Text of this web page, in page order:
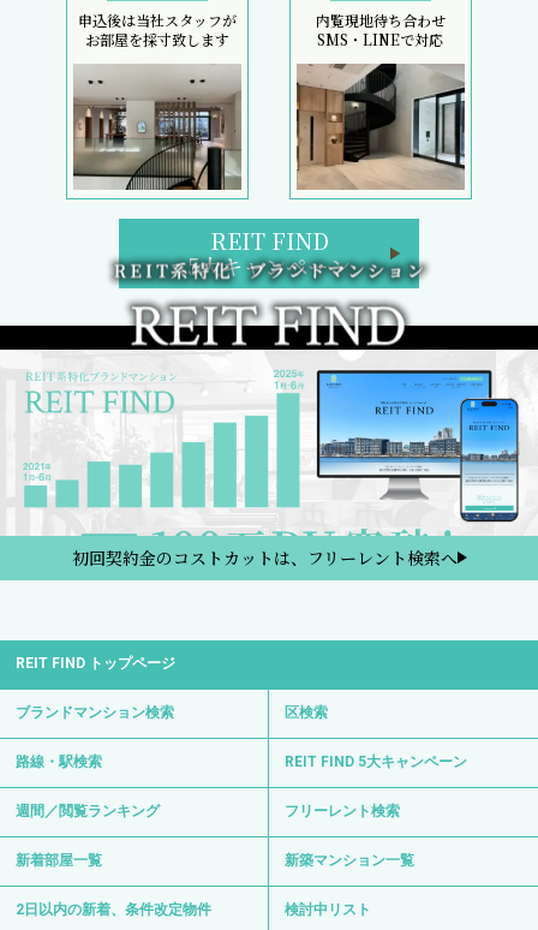
申込後は当社スタッフが
お部屋を採寸致します
内覧現地待ち合わせ
SMS・LINEで対応
REIT FIND
5大キャンペーン
初回契約金のコストカットは、フリーレント検索へ
REIT FIND トップページ
ブランドマンション検索 区検索
路線・駅検索 REIT FIND 5大キャンペーン
週間／閲覧ランキング フリーレント検索
新着部屋一覧 新築マンション一覧
2日以内の新着、条件改定物件 検討中リスト